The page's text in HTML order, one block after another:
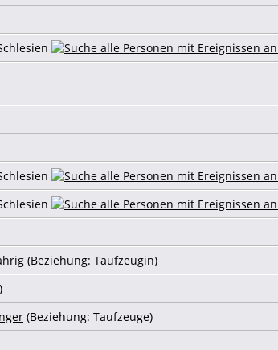
(Beziehung: Taufzeugin)
(Beziehung: Taufzeuge)